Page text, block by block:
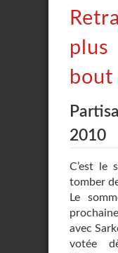
bout
2010
C’est le
tomber
Le
avec
votée